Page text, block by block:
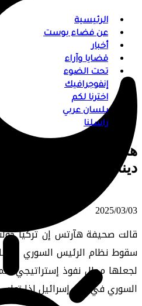
الرئيسية
عن فضاء بوست
أخبار
قضايا وآراء
تحت الضوء
إنفوجرافيك
اخترنا لكم
بلسان عربي
راسلنا
هآرتس: وقف إطلاق
ديناميات القوة بسوريا
⠀ 2025/03/03
قالت صحيفة هآرتس إن تركيا
سقوط نظام الرئيس السوري
لجعلها مجال نفوذ إستراتيجي،
السوري في وجه إسرائيل إذا تولت